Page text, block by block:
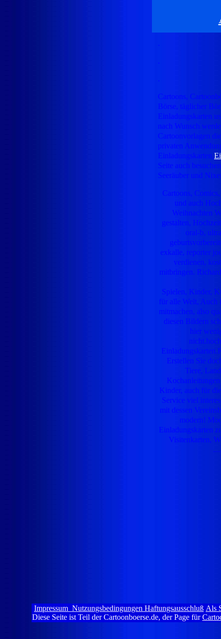
.
.
.
Cartoons,
Börse, täglicher
Einladungskarten
nach Wunsch
Cartoonvorlagen
privaten
Einladungskarten,
Seite auch
Seeräuber und
Cartoons,
und auch
Weihnachten
gestalten,
oral-b,
exkalle, reporter
verdienen,
mitbringen.
Spielen, Kinder,
für alle Welt, Auch
mitmachen, also
diesen Bildern
hier
Erstellen Sie
Tiere,
Kinder, auch für
Service viel
mit dessen
modern!
Einladungskarten
Visitenkarten,
Impressum Nutzungsbedingungen Haftungsausschluß Als
Diese Seite ist Teil der Cartoonboerse.de, der Page für